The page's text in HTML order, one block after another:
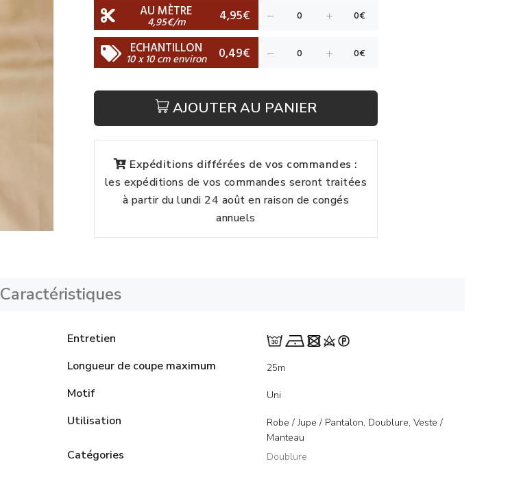
AU MÈTRE
4,95€/m 4,95€
ECHANTILLON
10 x 10 cm environ 0,49€
AJOUTER AU PANIER
Expéditions différées de vos commandes :
les expéditions de vos commandes seront traitées
à partir du lundi 24 août en raison de congés
annuels
Caractéristiques
Entretien
Longueur de coupe maximum
25m
Motif Uni
Utilisation
Robe / Jupe / Pantalon, Doublure, Veste /
Manteau
Catégories Doublure